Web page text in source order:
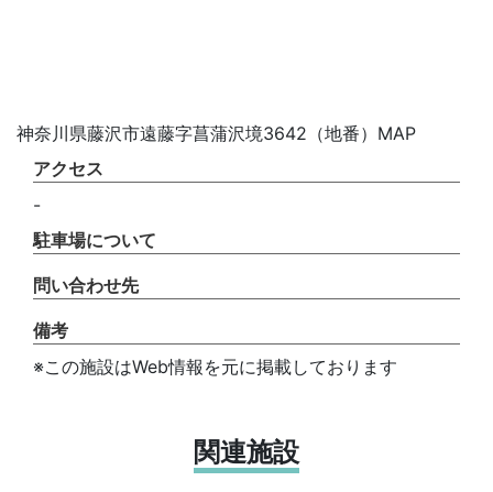
神奈川県藤沢市遠藤字菖蒲沢境3642（地番）MAP
アクセス
-
駐車場について
問い合わせ先
備考
※この施設はWeb情報を元に掲載しております
関連施設